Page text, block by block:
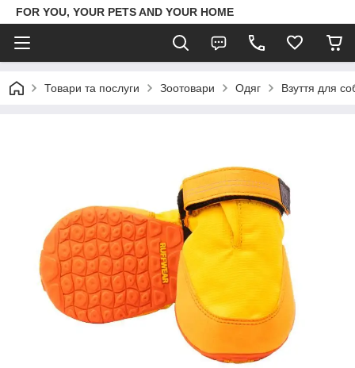
FOR YOU, YOUR PETS AND YOUR HOME
Товари та послуги Зоотовари Одяг Взуття для